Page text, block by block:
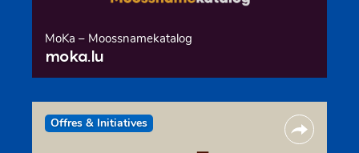
MoKa – Moossnamekatalog
moka.lu
Offres & Initiatives